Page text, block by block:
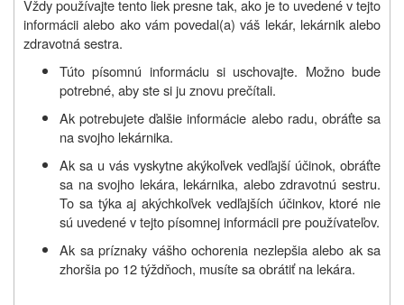
Vždy používajte tento liek presne tak, ako je to uvedené v tejto
informácii alebo ako vám povedal(a) váš lekár, lekárnik alebo
zdravotná sestra.
Túto písomnú informáciu si uschovajte. Možno bude
potrebné, aby ste si ju znovu prečítali.
Ak potrebujete ďalšie informácie alebo radu, obráťte sa
na svojho lekárnika.
Ak sa u vás vyskytne akýkoľvek vedľajší účinok, obráťte
sa na svojho lekára, lekárnika, alebo zdravotnú sestru.
To sa týka aj akýchkoľvek vedľajších účinkov, ktoré nie
sú uvedené v tejto písomnej informácii pre používateľov.
Ak sa príznaky vášho ochorenia nezlepšia alebo ak sa
zhoršia po 12 týždňoch, musíte sa obrátiť na lekára.